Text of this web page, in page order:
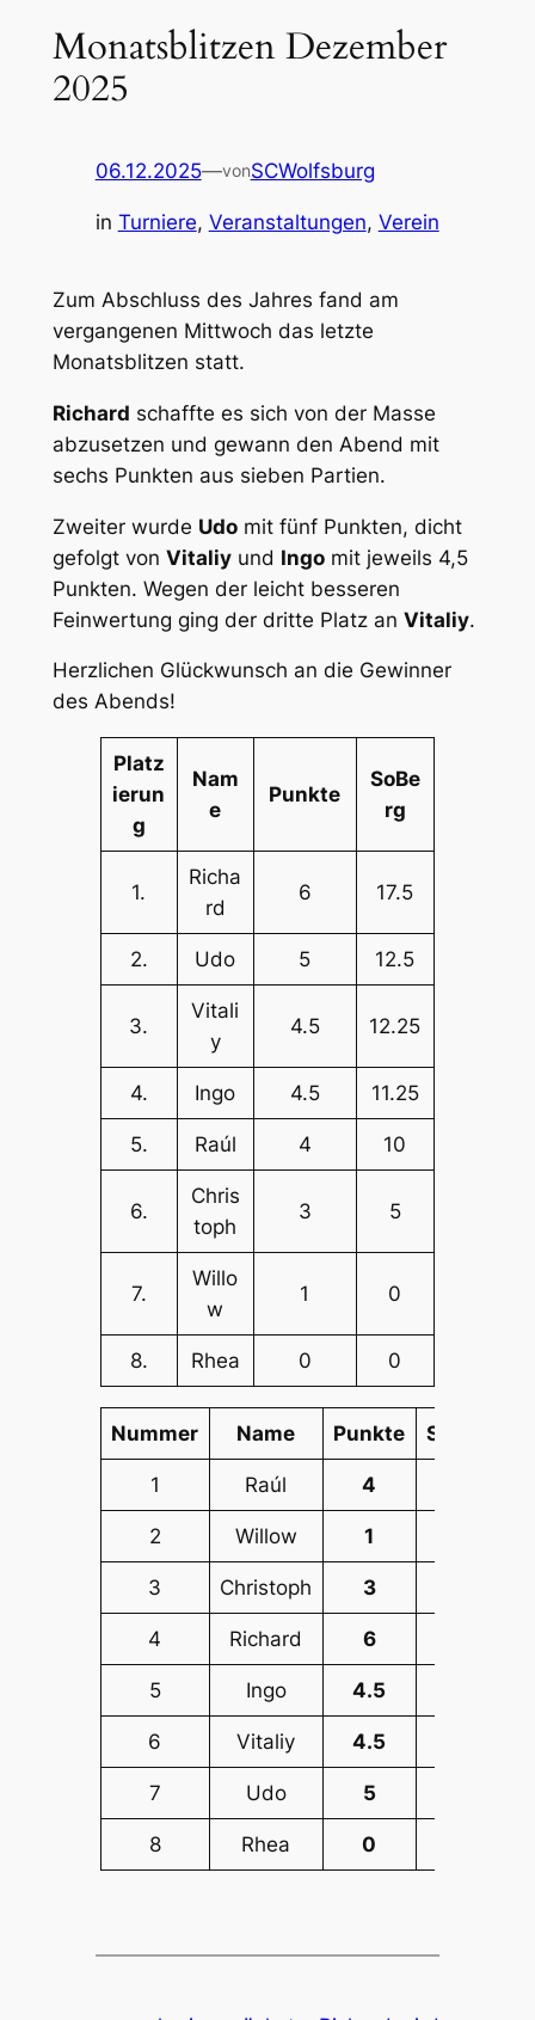
Monatsblitzen Dezember
2025
06.12.2025—vonSCWolfsburg
in Turniere, Veranstaltungen, Verein
Zum Abschluss des Jahres fand am
vergangenen Mittwoch das letzte
Monatsblitzen statt.
Richard schaffte es sich von der Masse
abzusetzen und gewann den Abend mit
sechs Punkten aus sieben Partien.
Zweiter wurde Udomit fünf Punkten, dicht
gefolgt von Vitaliyund Ingomit jeweils 4,5
Punkten. Wegen der leicht besseren
Feinwertung ging der dritte Platz an Vitaliy.
Herzlichen Glückwunsch an die Gewinner
des Abends!
Platz
ierun
g
Nam
e
Punkte
SoBe
rg
1.
Richa
rd
6 17.5
2. Udo 5 12.5
3.
Vitali
y
4.5 12.25
4. Ingo 4.5 11.25
5. Raúl 4 10
6.
Chris
toph
3 5
7.
Willo
w
1 0
8. Rhea 0 0
Nummer Name Punkte SoBerg
1 Raúl 4
2 Willow 1
3 Christoph 3
4 Richard 6
5 Ingo 4.5
6 Vitaliy 4.5
7 Udo 5
8 Rhea 0